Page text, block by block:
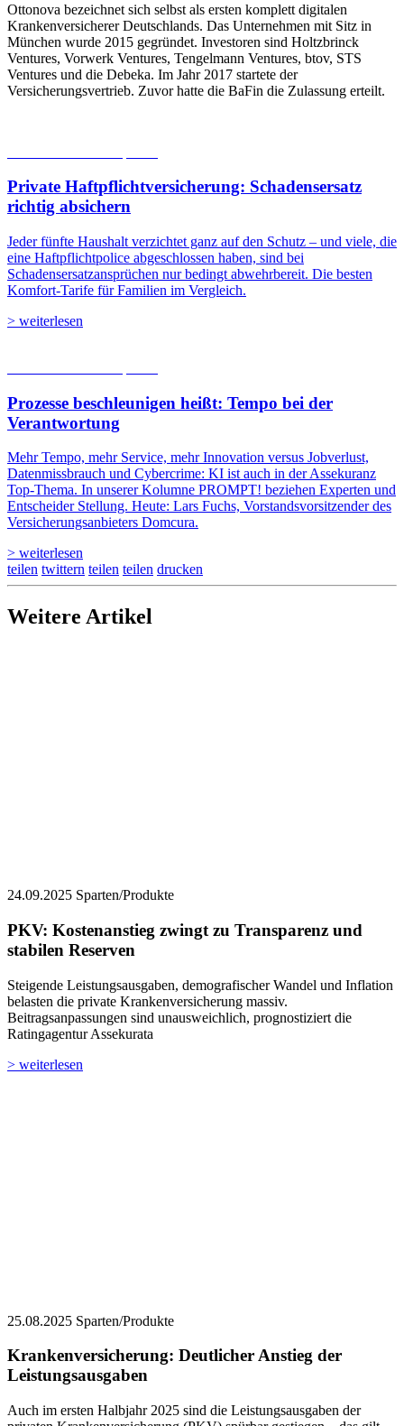
Ottonova bezeichnet sich selbst als ersten komplett digitalen
Krankenversicherer Deutschlands. Das Unternehmen mit Sitz in
München wurde 2015 gegründet. Investoren sind Holtzbrinck
Ventures, Vorwerk Ventures, Tengelmann Ventures, btov, STS
Ventures und die Debeka. Im Jahr 2017 startete der
Versicherungsvertrieb. Zuvor hatte die BaFin die Zulassung erteilt.
Private Haftpflichtversicherung: Schadensersatz
richtig absichern
Jeder fünfte Haushalt verzichtet ganz auf den Schutz – und viele, die
eine Haftpflichtpolice abgeschlossen haben, sind bei
Schadensersatzansprüchen nur bedingt abwehrbereit. Die besten
Komfort-Tarife für Familien im Vergleich.
> weiterlesen
Prozesse beschleunigen heißt: Tempo bei der
Verantwortung
Mehr Tempo, mehr Service, mehr Innovation versus Jobverlust,
Datenmissbrauch und Cybercrime: KI ist auch in der Assekuranz
Top-Thema. In unserer Kolumne PROMPT! beziehen Experten und
Entscheider Stellung. Heute: Lars Fuchs, Vorstandsvorsitzender des
Versicherungsanbieters Domcura.
> weiterlesen
teilen twittern teilen teilen drucken
Weitere Artikel
24.09.2025 Sparten/Produkte
PKV: Kostenanstieg zwingt zu Transparenz und
stabilen Reserven
Steigende Leistungsausgaben, demografischer Wandel und Inflation
belasten die private Krankenversicherung massiv.
Beitragsanpassungen sind unausweichlich, prognostiziert die
Ratingagentur Assekurata
> weiterlesen
25.08.2025 Sparten/Produkte
Krankenversicherung: Deutlicher Anstieg der
Leistungsausgaben
Auch im ersten Halbjahr 2025 sind die Leistungsausgaben der